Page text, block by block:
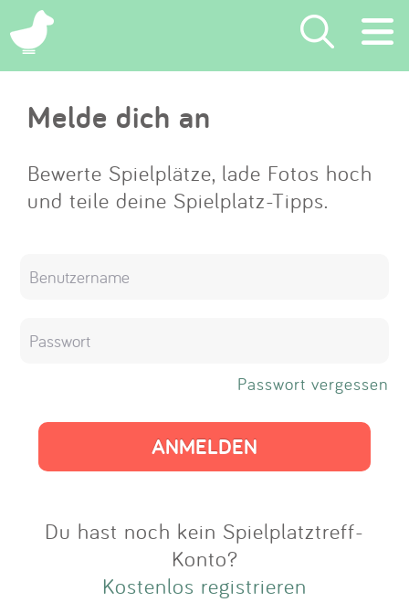
×
Suchen
Eintragen
App
Melde dich an
Bewerte Spielplätze, lade Fotos hoch
und teile deine Spielplatz-Tipps.
Passwort vergessen
Du hast noch kein Spielplatztreff-
Konto?
Kostenlos registrieren